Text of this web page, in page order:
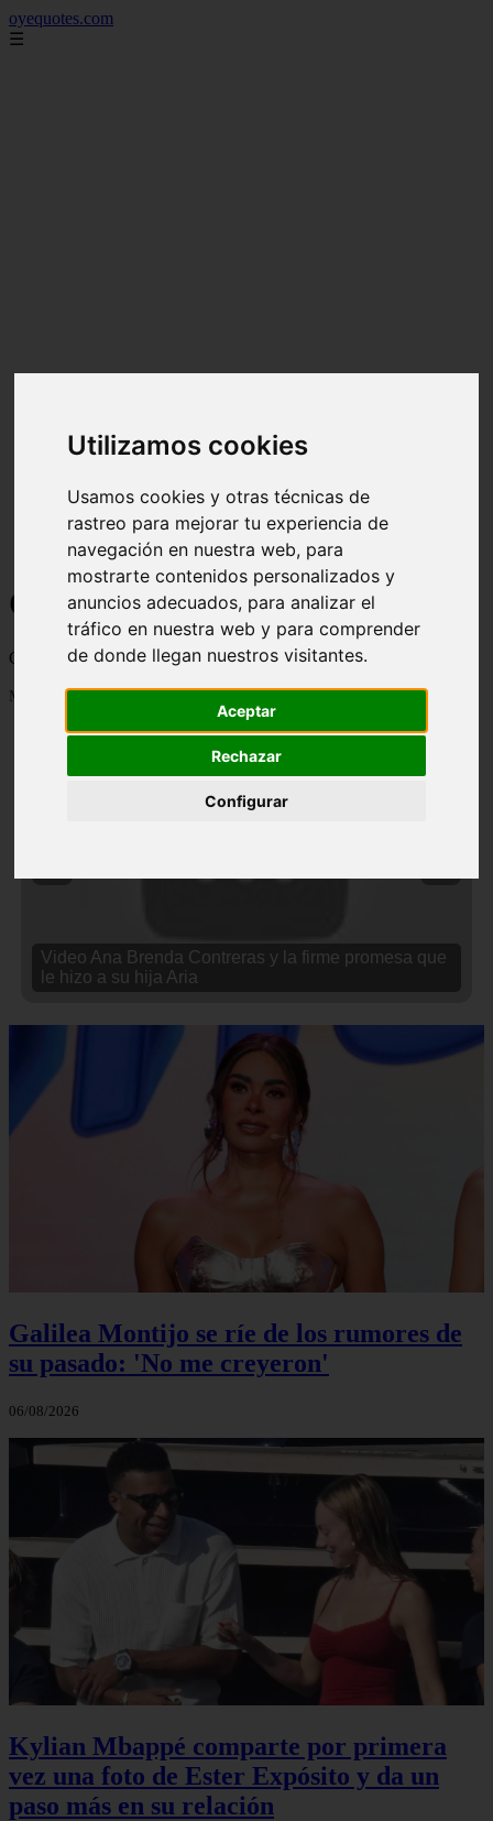
Utilizamos cookies
Usamos cookies y otras técnicas de
rastreo para mejorar tu experiencia de
navegación en nuestra web, para
mostrarte contenidos personalizados y
anuncios adecuados, para analizar el
tráfico en nuestra web y para comprender
de donde llegan nuestros visitantes.
Aceptar
Rechazar
Configurar
oyequotes.com
☰
Curiosidades y Sabias que
Cosas curiosas, curiosidades, noticias impactantes y mucho mas
Mostrando 1 - 24 de 2834 artículos
Video Ana Brenda Contreras y la firme promesa que
le hizo a su hija Aria
Galilea Montijo se ríe de los rumores de
su pasado: 'No me creyeron'
06/08/2026
Kylian Mbappé comparte por primera
vez una foto de Ester Expósito y da un
paso más en su relación